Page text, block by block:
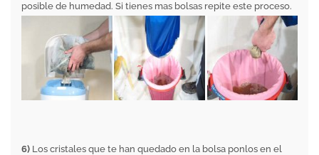
posible de humedad. Si tienes mas bolsas repite este proceso.
6) Los cristales que te han quedado en la bolsa ponlos en el